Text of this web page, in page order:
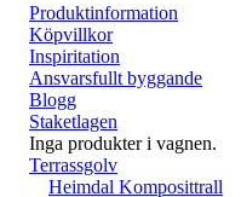
Produktinformation
Köpvillkor
Inspiritation
Ansvarsfullt byggande
Blogg
Staketlagen
Inga produkter i vagnen.
Terrassgolv
Heimdal Komposittrall